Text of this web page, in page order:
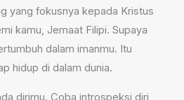
yang fokusnya kepada Kristus
kamu, Jemaat Filipi. Supaya
dalam imanmu. Itu
hidup di dalam dunia.
dirimu. Coba introspeksi diri,